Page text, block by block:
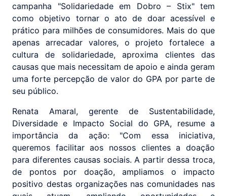
campanha "Solidariedade em Dobro – Stix" tem
como objetivo tornar o ato de doar acessível e
prático para milhões de consumidores. Mais do que
apenas arrecadar valores, o projeto fortalece a
cultura de solidariedade, aproxima clientes das
causas que mais necessitam de apoio e ainda geram
uma forte percepção de valor do GPA por parte de
seu público.
Renata Amaral, gerente de Sustentabilidade,
Diversidade e Impacto Social do GPA, resume a
importância da ação: "Com essa iniciativa,
queremos facilitar aos nossos clientes a doação
para diferentes causas sociais. A partir dessa troca,
de pontos por doação, ampliamos o impacto
positivo destas organizações nas comunidades nas